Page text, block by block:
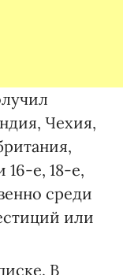
Чехия,
е, 18-е,
среди
или
В